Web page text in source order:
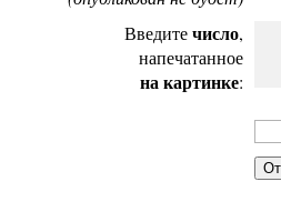
Введитечисло,
напечатанное
на картинке: